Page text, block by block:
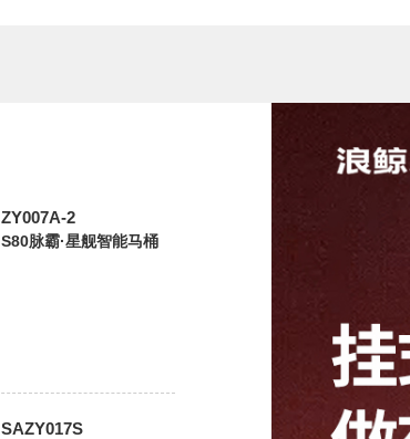
ZY007A-2
S80脉霸·星舰智能马桶
SAZY017S